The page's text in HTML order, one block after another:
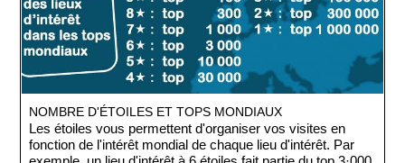
NOMBRE D'ÉTOILES ET TOPS MONDIAUX
Les étoiles vous permettent d'organiser vos visites en
fonction de l'intérêt mondial de chaque lieu d'intérêt. Par